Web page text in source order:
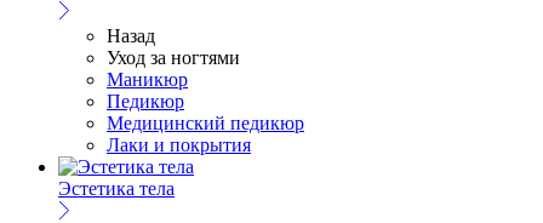
Назад
Уход за ногтями
Маникюр
Педикюр
Медицинский педикюр
Лаки и покрытия
Эстетика тела